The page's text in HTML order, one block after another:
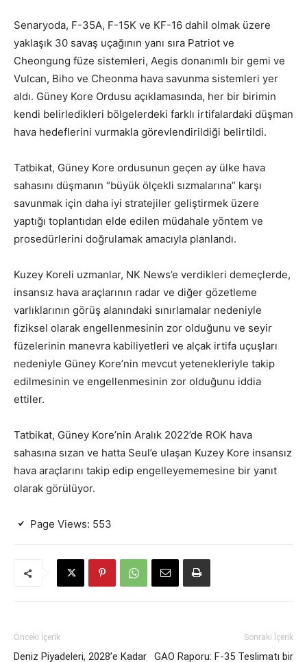
Senaryoda, F-35A, F-15K ve KF-16 dahil olmak üzere
yaklaşık 30 savaş uçağının yanı sıra Patriot ve
Cheongung füze sistemleri, Aegis donanımlı bir gemi ve
Vulcan, Biho ve Cheonma hava savunma sistemleri yer
aldı. Güney Kore Ordusu açıklamasında, her bir birimin
kendi belirledikleri bölgelerdeki farklı irtifalardaki düşman
hava hedeflerini vurmakla görevlendirildiği belirtildi.
Tatbikat, Güney Kore ordusunun geçen ay ülke hava
sahasını düşmanın “büyük ölçekli sızmalarına” karşı
savunmak için daha iyi stratejiler geliştirmek üzere
yaptığı toplantıdan elde edilen müdahale yöntem ve
prosedürlerini doğrulamak amacıyla planlandı.
Kuzey Koreli uzmanlar, NK News’e verdikleri demeçlerde,
insansız hava araçlarının radar ve diğer gözetleme
varlıklarının görüş alanındaki sınırlamalar nedeniyle
fiziksel olarak engellenmesinin zor olduğunu ve seyir
füzelerinin manevra kabiliyetleri ve alçak irtifa uçuşları
nedeniyle Güney Kore’nin mevcut yetenekleriyle takip
edilmesinin ve engellenmesinin zor olduğunu iddia
ettiler.
Tatbikat, Güney Kore’nin Aralık 2022’de ROK hava
sahasına sızan ve hatta Seul’e ulaşan Kuzey Kore insansız
hava araçlarını takip edip engelleyememesine bir yanıt
olarak görülüyor.
Page Views: 553
Önceki İçerik
Deniz Piyadeleri, 2028’e Kadar
Sonraki İçerik
GAO Raporu: F-35 Teslimatı bir